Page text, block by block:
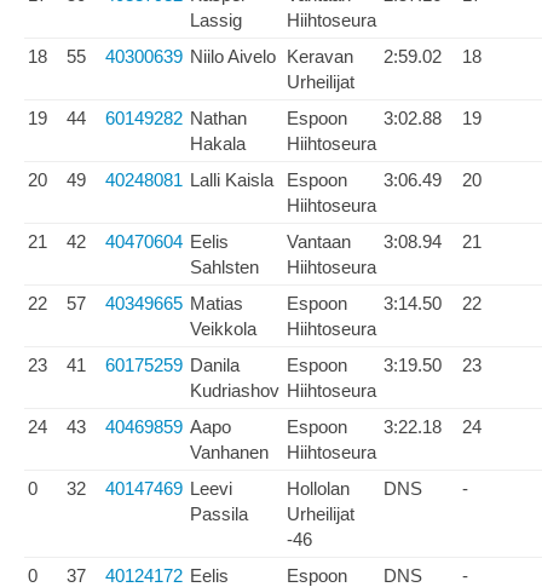
Lassig
Hiihtoseura
18 55 40300639 Niilo Aivelo Keravan
Urheilijat
2:59.02 18
19 44 60149282 Nathan
Hakala
Espoon
Hiihtoseura
3:02.88 19
20 49 40248081 Lalli Kaisla
Espoon
Hiihtoseura
3:06.49 20
21 42 40470604 Eelis
Sahlsten
Vantaan
Hiihtoseura
3:08.94 21
22 57 40349665 Matias
Veikkola
Espoon
Hiihtoseura
3:14.50 22
23 41 60175259 Danila
Kudriashov
Espoon
Hiihtoseura
3:19.50 23
24 43 40469859 Aapo
Vanhanen
Espoon
Hiihtoseura
3:22.18 24
0 32 40147469 Leevi
Passila
Hollolan
Urheilijat
-46
DNS -
0 37 40124172 Eelis
Espoon
DNS -